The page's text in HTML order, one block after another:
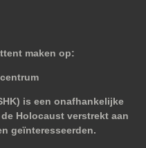
maken op:
is een onafhankelijke
Holocaust verstrekt aan
geïnteresseerden.